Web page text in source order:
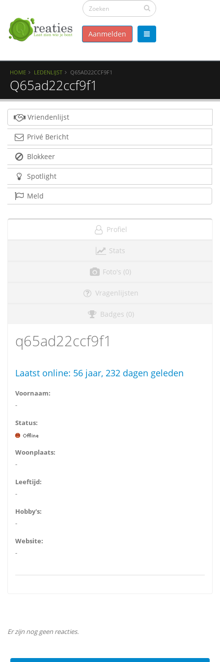
Aanmelden
HOME LEDENLIJST Q65AD22CCF9F1
Q65ad22ccf9f1
Vriendenlijst
Privé Bericht
Blokkeer
Spotlight
Meld
Profiel
Stats
Foto's (0)
Vragenlijsten
Badges (0)
q65ad22ccf9f1
Laatst online: 56 jaar, 232 dagen geleden
Voornaam:
-
Status:
Woonplaats:
-
Leeftijd:
-
Hobby's:
-
Website:
-
Er zijn nog geen reacties.